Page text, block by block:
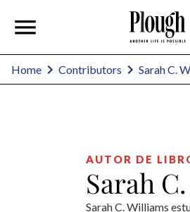
Home Contributors Sarah C.
AUTOR DE
Sarah
Sarah C. Williams